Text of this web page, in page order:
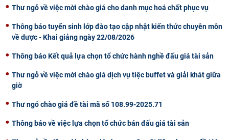
Thư ngỏ về việc mời chào giá cho danh mục hoá chất phục vụ
Thông báo tuyển sinh lớp đào tạo cập nhật kiến thức chuyên môn
về dược - Khai giảng ngày 22/08/2026
Thông báo Kết quả lựa chọn tổ chức hành nghề đấu giá tài sản
Thư ngỏ về việc mời chào giá dịch vụ tiệc buffet và giải khát giữa
giờ
Thư ngỏ chào giá đề tài mã số 108.99-2025.71
Thông báo về việc lựa chọn tổ chức bán đấu giá tài sản